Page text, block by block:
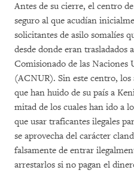
Antes de su cierre, el centro
seguro al que acudían
solicitantes de asilo somalíes
desde donde eran
Comisionado de las Naciones
(ACNUR). Sin este centro,
que han huido de su país a
mitad de los cuales han ido a
que usar traficantes ilegales
se aprovecha del carácter
falsamente de entrar
arrestarlos si no pagan el